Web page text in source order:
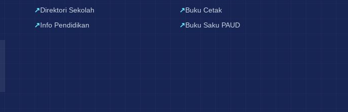
Direktori Sekolah
Info Pendidikan
Buku Cetak
Buku Saku PAUD